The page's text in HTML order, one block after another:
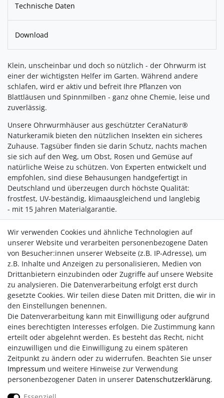
Technische Daten
Download
Klein, unscheinbar und doch so nützlich - der Ohrwurm ist
einer der wichtigsten Helfer im Garten. Während andere
schlafen, wird er aktiv und befreit Ihre Pflanzen von
Blattläusen und Spinnmilben - ganz ohne Chemie, leise und
zuverlässig.
Unsere Ohrwurmhäuser aus geschützter CeraNatur®
Naturkeramik bieten den nützlichen Insekten ein sicheres
Zuhause. Tagsüber finden sie darin Schutz, nachts machen
sie sich auf den Weg, um Obst, Rosen und Gemüse auf
natürliche Weise zu schützen. Von Experten entwickelt und
empfohlen, sind diese Behausungen handgefertigt in
Deutschland und überzeugen durch höchste Qualität:
frostfest, UV-beständig, klimaausgleichend und langlebig
- mit 15 Jahren Materialgarantie.
sich ganz einfach bodennah oder auf einem Holzstab im Beet
platzieren. Reinigung? Nicht nötig - die Natur erledigt das
selbst. Mit dem 3er-Set Ohrwurmhäusern fördern Sie die
Artenvielfalt, schützen Ihre Pflanzen - und erleben, wie
lebendig und harmonisch ein Garten mit natürlichen Helfern
sein kann. Biologischer Pflanzenschutz in seiner schönsten
Form.
Impressum AGB Daten­schutz­erklärung
Wir verwenden Cookies und ähnliche Technologien auf
unserer Website und verarbeiten personenbezogene Daten
von Besucher:innen unserer Webseite (z.B. IP-Adresse), um
z.B. Inhalte und Anzeigen zu personalisieren, Medien von
Drittanbietern einzubinden oder Zugriffe auf unsere Website
zu analysieren. Die Datenverarbeitung erfolgt erst durch
gesetzte Cookies. Wir teilen diese Daten mit Dritten, die wir in
den Einstellungen benennen.
Die Datenverarbeitung kann mit Einwilligung oder aufgrund
eines berechtigten Interesses erfolgen. Die Zustimmung kann
erteilt oder abgelehnt werden. Es besteht das Recht, nicht
einzuwilligen und die Einwilligung zu einem späteren
Zeitpunkt zu ändern oder zu widerrufen. Beachten Sie unser
Impressum und weitere Hinweise zur Verwendung
personenbezogener Daten in unserer Daten­schutz­erklärung.